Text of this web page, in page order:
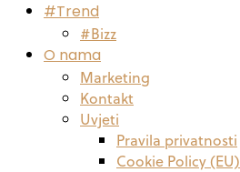
#Trend
#Bizz
O nama
Marketing
Kontakt
Uvjeti
Pravila privatnosti
Cookie Policy (EU)